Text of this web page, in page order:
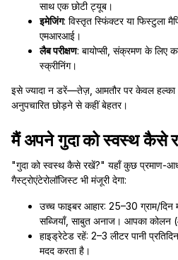
साथ एक छोटी ट्यूब।
इमेजिंग: विस्तृत स्फिंक्टर या फिस्टुला
एमआरआई।
लैब परीक्षण: बायोप्सी, संक्रमण के लिए
स्क्रीनिंग।
इसे ज्यादा न डरें—तेज़, आमतौर पर केवल हल्का
अनुपचारित छोड़ने से कहीं बेहतर।
मैं अपने गुदा को स्वस्थ कैसे
"गुदा को स्वस्थ कैसे रखें?" यहाँ कुछ प्रमाण-
गैस्ट्रोएंटेरोलॉजिस्ट भी मंजूरी देगा:
उच्च फाइबर आहार: 25–30 ग्राम/
सब्जियाँ, साबुत अनाज। आपका कोलन
हाइड्रेटेड रहें: 2–3 लीटर पानी
मदद करता है।